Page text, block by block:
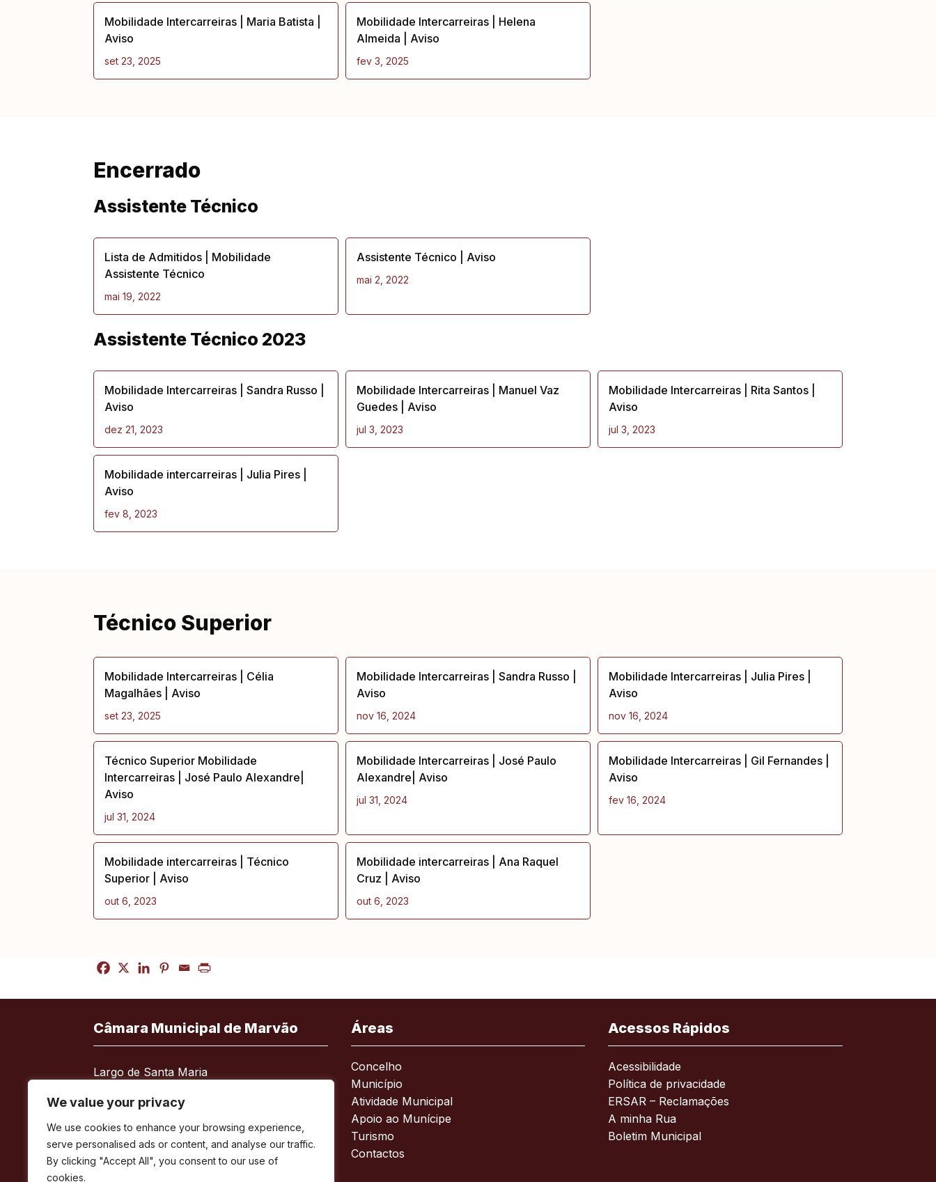
We value your privacy
We use cookies to enhance your browsing experience,
serve personalised ads or content, and analyse our traffic.
By clicking "Accept All", you consent to our use of
cookies.
Mobilidade Intercarreiras | Maria Batista |
Aviso
set 23, 2025
Mobilidade Intercarreiras | Helena
Almeida | Aviso
fev 3, 2025
Encerrado
Assistente Técnico
Lista de Admitidos | Mobilidade
Assistente Técnico
mai 19, 2022
Assistente Técnico | Aviso
mai 2, 2022
Assistente Técnico 2023
Mobilidade Intercarreiras | Sandra Russo |
Aviso
dez 21, 2023
Mobilidade Intercarreiras | Manuel Vaz
Guedes | Aviso
jul 3, 2023
Mobilidade Intercarreiras | Rita Santos |
Aviso
jul 3, 2023
Mobilidade intercarreiras | Julia Pires |
Aviso
fev 8, 2023
Técnico Superior
Mobilidade Intercarreiras | Célia
Magalhães | Aviso
set 23, 2025
Mobilidade Intercarreiras | Sandra Russo |
Aviso
nov 16, 2024
Mobilidade Intercarreiras | Julia Pires |
Aviso
nov 16, 2024
Técnico Superior Mobilidade
Intercarreiras | José Paulo Alexandre|
Aviso
jul 31, 2024
Mobilidade Intercarreiras | José Paulo
Alexandre| Aviso
jul 31, 2024
Mobilidade Intercarreiras | Gil Fernandes |
Aviso
fev 16, 2024
Mobilidade intercarreiras | Técnico
Superior | Aviso
out 6, 2023
Mobilidade intercarreiras | Ana Raquel
Cruz | Aviso
out 6, 2023
Câmara Municipal de Marvão
Largo de Santa Maria
Telefone:
245 909 130
Fax: 245 909 526
E-mail:
geral@cm-marvao.pt
Áreas
Concelho
Município
Atividade Municipal
Apoio ao Munícipe
Turismo
Contactos
Acessos Rápidos
Acessibilidade
Política de privacidade
ERSAR – Reclamações
A minha Rua
Boletim Municipal